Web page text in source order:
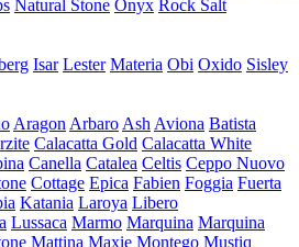
Natural Stone Onyx Rock Salt
Isar Lester Materia Obi Oxido Sisley
Aragon Arbaro Ash Aviona Batista
Calacatta Gold Calacatta White
Canella Catalea Celtis Ceppo Nuovo
Cottage Epica Fabien Foggia Fuerta
Katania Laroya Libero
Lussaca Marmo Marquina Marquina
Mattina Maxie Montego Mustiq